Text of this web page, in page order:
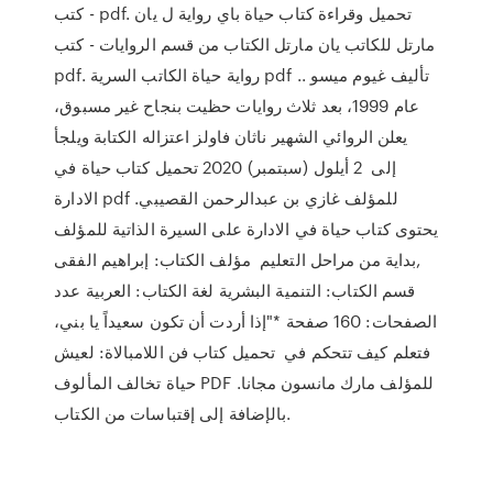
- كتب pdf. تحميل وقراءة كتاب حياة باي رواية ل يان
مارتل للكاتب يان مارتل الكتاب من قسم الروايات - كتب
pdf. رواية حياة الكاتب السرية pdf تأليف غيوم ميسو ..
عام 1999، بعد ثلاث روايات حظيت بنجاح غير مسبوق،
يعلن الروائي الشهير ناثان فاولز اعتزاله الكتابة ويلجأ
إلى 2 أيلول (سبتمبر) 2020 تحميل كتاب حياة في
الادارة pdf للمؤلف غازي بن عبدالرحمن القصيبي.
يحتوى كتاب حياة في الادارة على السيرة الذاتية للمؤلف
,بداية من مراحل التعليم مؤلف الكتاب: إبراهيم الفقى
قسم الكتاب: التنمية البشرية لغة الكتاب: العربية عدد
الصفحات: 160 صفحة *"إذا أردت أن تكون سعيداً يا بني،
فتعلم كيف تتحكم في تحميل كتاب فن اللامبالاة: لعيش
حياة تخالف المألوف PDF للمؤلف مارك مانسون مجانا.
بالإضافة إلى إقتباسات من الكتاب.